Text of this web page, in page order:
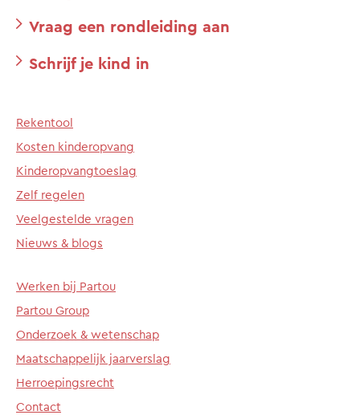
Vraag een rondleiding aan
Schrijf je kind in
Rekentool
Kosten kinderopvang
Kinderopvangtoeslag
Zelf regelen
Veelgestelde vragen
Nieuws & blogs
Werken bij Partou
Partou Group
Onderzoek & wetenschap
Maatschappelijk jaarverslag
Herroepingsrecht
Contact